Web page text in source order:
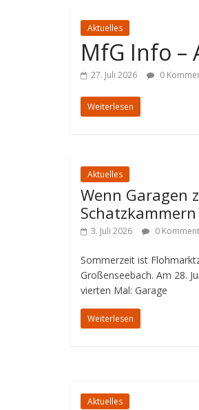
Aktuelles
MfG Info –
27. Juli 2026 0
Weiterlesen
Aktuelles
Wenn Garagen
3. Juli 2026 0
Sommerzeit ist
Großenseebach. Am 28.
vierten Mal: Garage
Weiterlesen
Aktuelles